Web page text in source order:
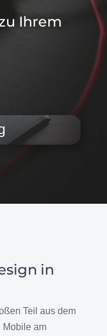
Ihrem
in
Teil aus dem
Mobile am